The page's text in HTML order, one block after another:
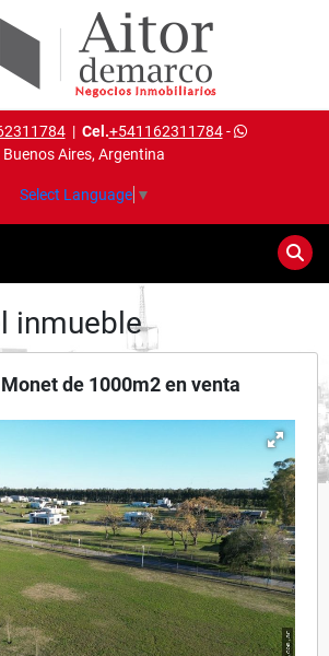
| Cel.+541162311784-
Buenos Aires, Argentina
Select Language ▼
inmueble
de 1000m2 en venta